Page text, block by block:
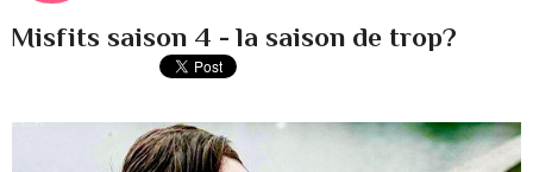
Misfits saison 4 - la saison de trop?